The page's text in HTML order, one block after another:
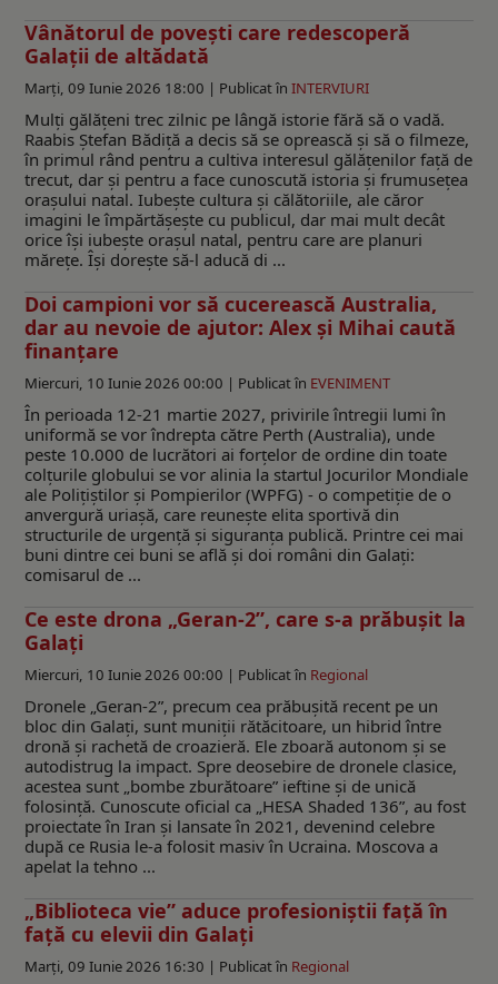
Vânătorul de povești care redescoperă
Galații de altădată
Marți, 09 Iunie 2026 18:00 | Publicat în INTERVIURI
Mulți gălățeni trec zilnic pe lângă istorie fără să o vadă.
Raabis Ștefan Bădiță a decis să se oprească și să o filmeze,
în primul rând pentru a cultiva interesul gălățenilor față de
trecut, dar și pentru a face cunoscută istoria și frumusețea
orașului natal. Iubește cultura și călătoriile, ale căror
imagini le împărtășește cu publicul, dar mai mult decât
orice își iubește orașul natal, pentru care are planuri
mărețe. Își dorește să-l aducă di ...
Doi campioni vor să cucerească Australia,
dar au nevoie de ajutor: Alex și Mihai caută
finanțare
Miercuri, 10 Iunie 2026 00:00 | Publicat în EVENIMENT
În perioada 12-21 martie 2027, privirile întregii lumi în
uniformă se vor îndrepta către Perth (Australia), unde
peste 10.000 de lucrători ai forțelor de ordine din toate
colțurile globului se vor alinia la startul Jocurilor Mondiale
ale Polițiștilor și Pompierilor (WPFG) - o competiție de o
anvergură uriașă, care reunește elita sportivă din
structurile de urgență și siguranța publică. Printre cei mai
buni dintre cei buni se află și doi români din Galați:
comisarul de ...
Ce este drona „Geran-2”, care s-a prăbușit la
Galați
Miercuri, 10 Iunie 2026 00:00 | Publicat în Regional
Dronele „Geran-2”, precum cea prăbușită recent pe un
bloc din Galați, sunt muniții rătăcitoare, un hibrid între
dronă și rachetă de croazieră. Ele zboară autonom și se
autodistrug la impact. Spre deosebire de dronele clasice,
acestea sunt „bombe zburătoare” ieftine și de unică
folosință. Cunoscute oficial ca „HESA Shaded 136”, au fost
proiectate în Iran și lansate în 2021, devenind celebre
după ce Rusia le-a folosit masiv în Ucraina. Moscova a
apelat la tehno ...
„Biblioteca vie” aduce profesioniștii față în
față cu elevii din Galați
Marți, 09 Iunie 2026 16:30 | Publicat în Regional